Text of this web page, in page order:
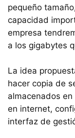
pequeño
capacidad
empresa
a los gigabytes
La idea
hacer copia de
almacenados
en internet,
interfaz de